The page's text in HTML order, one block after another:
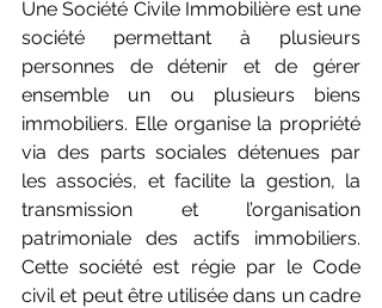
Une Société Civile Immobilière est une
société permettant à plusieurs
personnes de détenir et de gérer
ensemble un ou plusieurs biens
immobiliers. Elle organise la propriété
via des parts sociales détenues par
les associés, et facilite la gestion, la
transmission et l’organisation
patrimoniale des actifs immobiliers.
Cette société est régie par le Code
civil et peut être utilisée dans un cadre